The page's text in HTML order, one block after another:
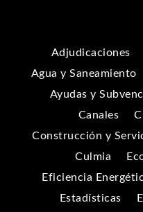
Adjudicaciones
Agua y Saneamiento
Ayudas y
Canales
Construcción y
Culmia
Eficiencia
Estadísticas